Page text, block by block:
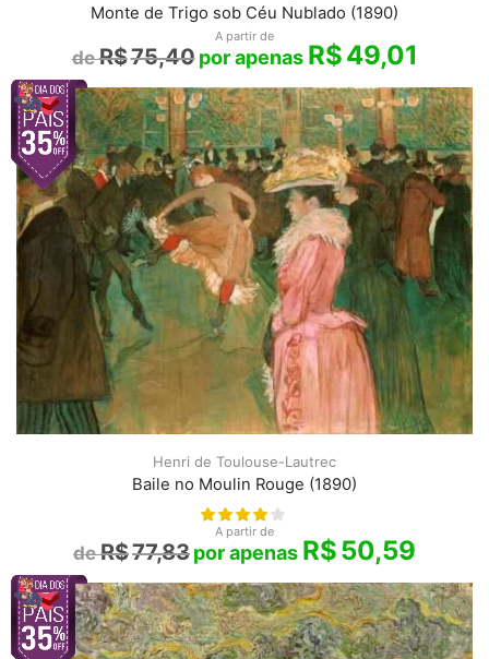
Monte de Trigo sob Céu Nublado (1890)
A partir de
R$75,40 R$49,01
Henri de Toulouse-Lautrec
Baile no Moulin Rouge (1890)
A partir de
R$77,83 R$50,59